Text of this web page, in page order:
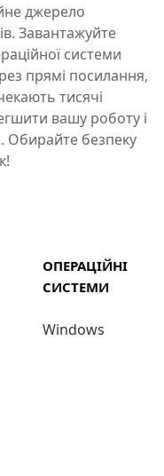
джерело
Завантажуйте
системи
прямі посилання,
тисячі
вашу роботу і
Обирайте безпеку
ОПЕРАЦІЙНІ
СИСТЕМИ
Windows